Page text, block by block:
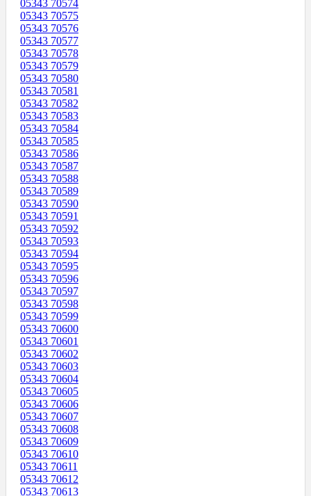
05343 70574
05343 70575
05343 70576
05343 70577
05343 70578
05343 70579
05343 70580
05343 70581
05343 70582
05343 70583
05343 70584
05343 70585
05343 70586
05343 70587
05343 70588
05343 70589
05343 70590
05343 70591
05343 70592
05343 70593
05343 70594
05343 70595
05343 70596
05343 70597
05343 70598
05343 70599
05343 70600
05343 70601
05343 70602
05343 70603
05343 70604
05343 70605
05343 70606
05343 70607
05343 70608
05343 70609
05343 70610
05343 70611
05343 70612
05343 70613